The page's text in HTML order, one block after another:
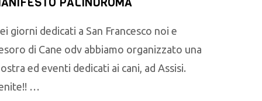
giorni dedicati a San Francesco noi e
di Cane odv abbiamo organizzato una
ed eventi dedicati ai cani, ad Assisi.
…